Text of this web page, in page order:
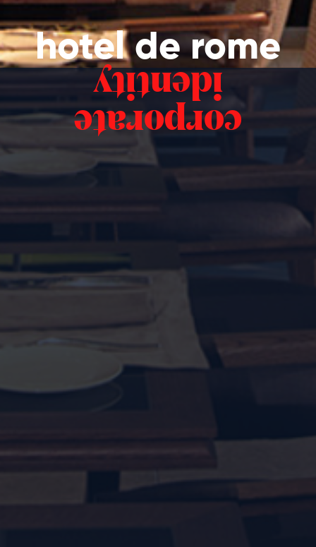
hotel de rome
corporate
identity